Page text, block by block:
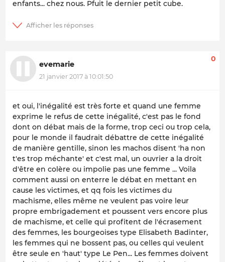
enfants... chez nous. Pfuit le dernier petit cube.
evemarie
21 janvier 2017 à 10:01:50
0
et oui, l'inégalité est très forte et quand une femme
exprime le refus de cette inégalité, c'est pas le fond
dont on débat mais de la forme, trop ceci ou trop cela,
pour le monde il faudrait débattre de cette inégalité
de manière gentille, sinon les machos disent 'ha non
t'es trop méchante' et c'est mal, un ouvrier a la droit
d'être en colère ou impolie pas une femme ... Voila
comment aussi on enterre le débat en mettant en
cause les victimes, et qq fois les victimes du
machisme, elles même ne veulent pas voire leur
propre embrigadement et poussent vers encore plus
de machisme, et celle qui profitent de l'écrasement
des femmes, les bourgeoises type Elisabeth Badinter,
les femmes qui ne bossent pas, ou celles qui veulent
être seule en 'haut' type Le Pen... Les femmes doivent